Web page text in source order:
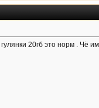
20гб это норм . Чё